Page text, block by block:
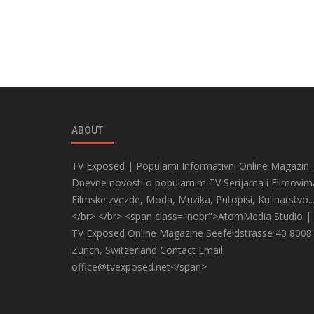
ABOUT
TV Exposed | Popularni Informativni Online Magazin.
Dnevne novosti o popularnim TV Serijama i
Filmske zvezde, Moda, Muzika, Putopisi, Kulinarstvo...
</br> </br> <span class="nobr">AtomMedia Studio |
TV Exposed Online Magazine Seefeldstrasse 40 8008
Zürich, Switzerland Contact Email:
office@tvexposed.net</span>